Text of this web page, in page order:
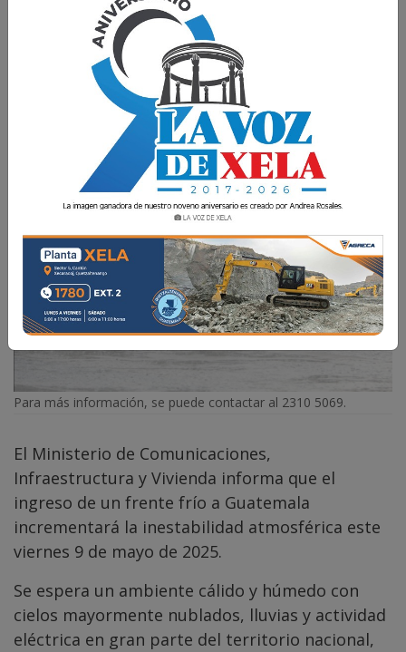
Las condiciones podrían generar inundaciones,
crecidas repentinas de ríos y movimientos en
La Voz de Xela 9 Mayo 2025 09:32
Para más información, se puede contactar al 2310 5069.
El Ministerio de Comunicaciones,
Infraestructura y Vivienda informa que el
ingreso de un frente frío a Guatemala
incrementará la inestabilidad atmosférica este
viernes 9 de mayo de 2025.
Se espera un ambiente cálido y húmedo con
cielos mayormente nublados, lluvias y actividad
eléctrica en gran parte del territorio nacional,